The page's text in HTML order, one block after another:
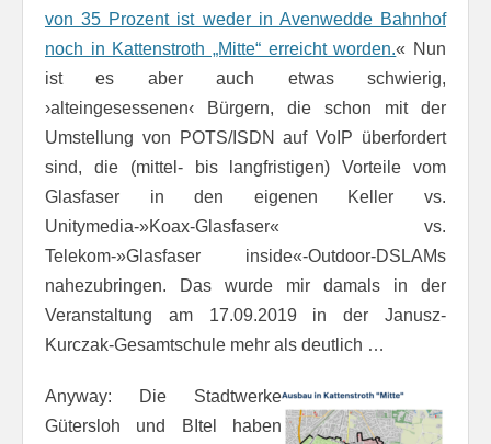
von 35 Pro­zent ist weder in Aven­wed­de Bahn­hof
noch in Kat­ten­stroth „Mit­te“ er­reicht wor­den.« Nun
ist es aber auch etwas schwierig,
›alteingesessenen‹ Bürgern, die schon mit der
Umstellung von POTS/ISDN auf VoIP überfordert
sind, die (mittel- bis langfristigen) Vorteile vom
Glasfaser in den eigenen Keller vs.
Unitymedia-»Koax-Glasfaser« vs.
Telekom-»Glasfaser inside«-Outdoor-DSLAMs
nahezubringen. Das wurde mir damals in der
Veranstaltung am 17.09.2019 in der Janusz-
Kurczak-Gesamtschule mehr als deutlich …
Anyway: Die Stadtwerke
Gütersloh und BItel haben